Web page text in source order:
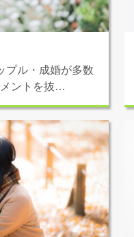
プル・成婚が多数
ントを抜…